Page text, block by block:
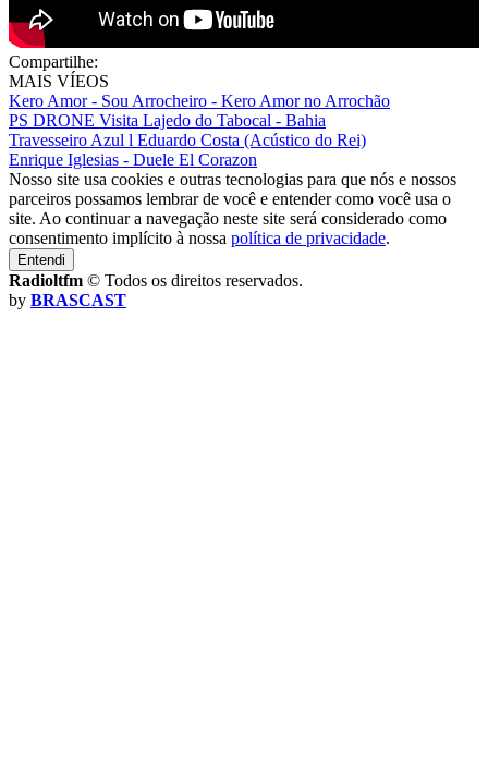
Compartilhe:
MAIS VÍEOS
Kero Amor - Sou Arrocheiro - Kero Amor no Arrochão
PS DRONE Visita Lajedo do Tabocal - Bahia
Travesseiro Azul l Eduardo Costa (Acústico do Rei)
Enrique Iglesias - Duele El Corazon
Nosso site usa cookies e outras tecnologias para que nós e nossos
parceiros possamos lembrar de você e entender como você usa o
site. Ao continuar a navegação neste site será considerado como
consentimento implícito à nossa política de privacidade.
Entendi
Radioltfm © Todos os direitos reservados.
by BRASCAST